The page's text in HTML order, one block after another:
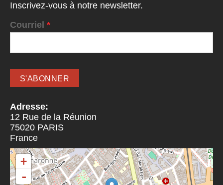
Inscrivez-vous à notre newsletter.
Courriel *
Adresse:
12 Rue de la Réunion
75020 PARIS
France
+
-